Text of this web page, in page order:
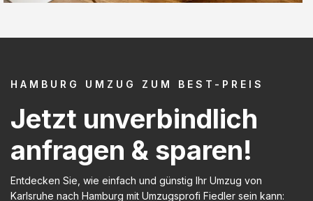
HAMBURG UMZUG ZUM BEST-PREIS
Jetzt unverbindlich
anfragen & sparen!
Entdecken Sie, wie einfach und günstig Ihr Umzug von
Karlsruhe nach Hamburg mit Umzugsprofi Fiedler sein kann: